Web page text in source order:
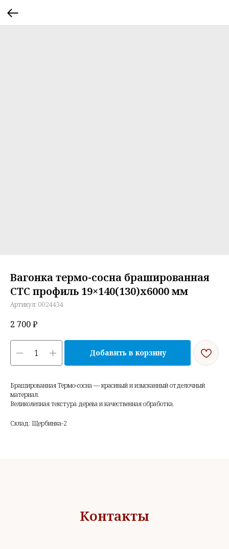
Вагонка термо-сосна брашированная
СТС профиль 19×140(130)х6000 мм
Артикул: 0024434
2 700₽
Добавить в корзину
Брашированная Термо-сосна — красивый и изысканный отделочный
материал.
Великолепная текстура дерева и качественная обработка.
Склад: Щербинка-2
Контакты